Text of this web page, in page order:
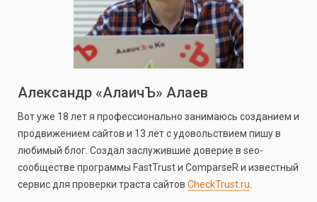
Александр «АлаичЪ» Алаев
Вот уже 18 лет я профессионально занимаюсь созданием и
продвижением сайтов и 13 лет с удовольствием пишу в
любимый блог. Создал заслужившие доверие в seo-
сообществе программы FastTrust и ComparseR и известный
сервис для проверки траста сайтов CheckTrust.ru